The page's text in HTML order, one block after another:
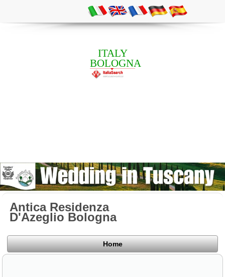
ITALY
BOLOGNA
Antica Residenza
D'Azeglio Bologna
Home